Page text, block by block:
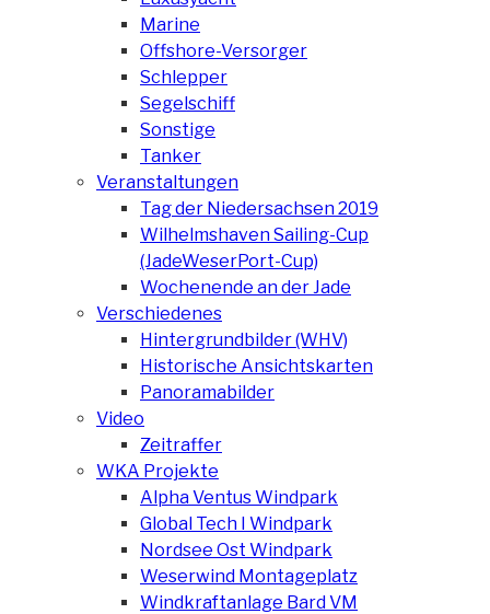
Marine
Offshore-Versorger
Schlepper
Segelschiff
Sonstige
Tanker
Veranstaltungen
Tag der Niedersachsen 2019
Wilhelmshaven Sailing-Cup
(JadeWeserPort-Cup)
Wochenende an der Jade
Verschiedenes
Hintergrundbilder (WHV)
Historische Ansichtskarten
Panoramabilder
Video
Zeitraffer
WKA Projekte
Alpha Ventus Windpark
Global Tech I Windpark
Nordsee Ost Windpark
Weserwind Montageplatz
Windkraftanlage Bard VM